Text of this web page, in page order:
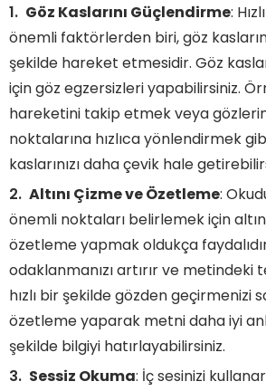
Göz Kaslarını Güçlendirme:
önemli faktörlerden biri, göz
şekilde hareket etmesidir. Göz
için göz egzersizleri yapabilirsiniz.
hareketini takip etmek veya
noktalarına hızlıca yönlendirmek
kaslarınızı daha çevik hale
Altını Çizme ve Özetleme:
önemli noktaları belirlemek için
özetleme yapmak oldukça
odaklanmanızı artırır ve metindeki
hızlı bir şekilde gözden geçirmenizi
özetleme yaparak metni daha iyi
şekilde bilgiyi hatırlayabilirsiniz.
Sessiz Okuma: İç sesinizi